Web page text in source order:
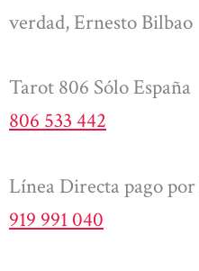
verdad, Ernesto Bilbao
Tarot 806 Sólo España
806 533 442
Línea Directa pago
919 991 040